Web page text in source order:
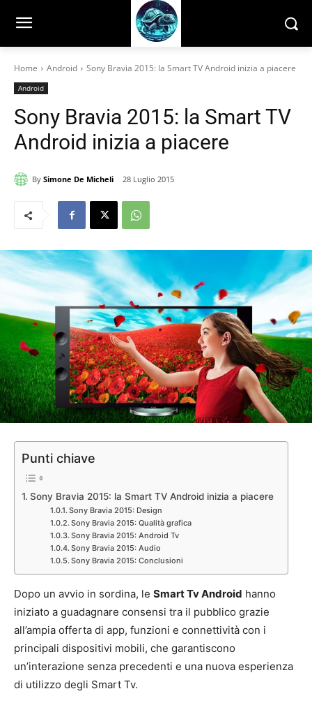
Home Android Sony Bravia 2015: la Smart TV Android inizia a piacere
Android
Sony Bravia 2015: la Smart TV
Android inizia a piacere
By Simone De Micheli 28 Luglio 2015
Punti chiave
Sony Bravia 2015: la Smart TV Android inizia a piacere
Sony Bravia 2015: Design
Sony Bravia 2015: Qualità grafica
Sony Bravia 2015: Android Tv
Sony Bravia 2015: Audio
Sony Bravia 2015: Conclusioni
Dopo un avvio in sordina, le Smart Tv Android hanno
iniziato a guadagnare consensi tra il pubblico grazie
all’ampia offerta di app, funzioni e connettività con i
principali dispositivi mobili, che garantiscono
un’interazione senza precedenti e una nuova esperienza
di utilizzo degli Smart Tv.